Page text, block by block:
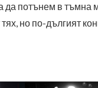
да потънем в тъмна
но по-дългият